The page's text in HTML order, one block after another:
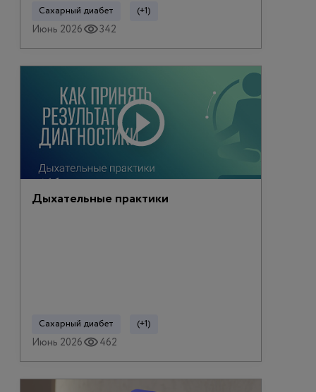
Сахарный диабет (+1)
Июнь 2026 342
Дыхательные практики
Сахарный диабет (+1)
Июнь 2026 462